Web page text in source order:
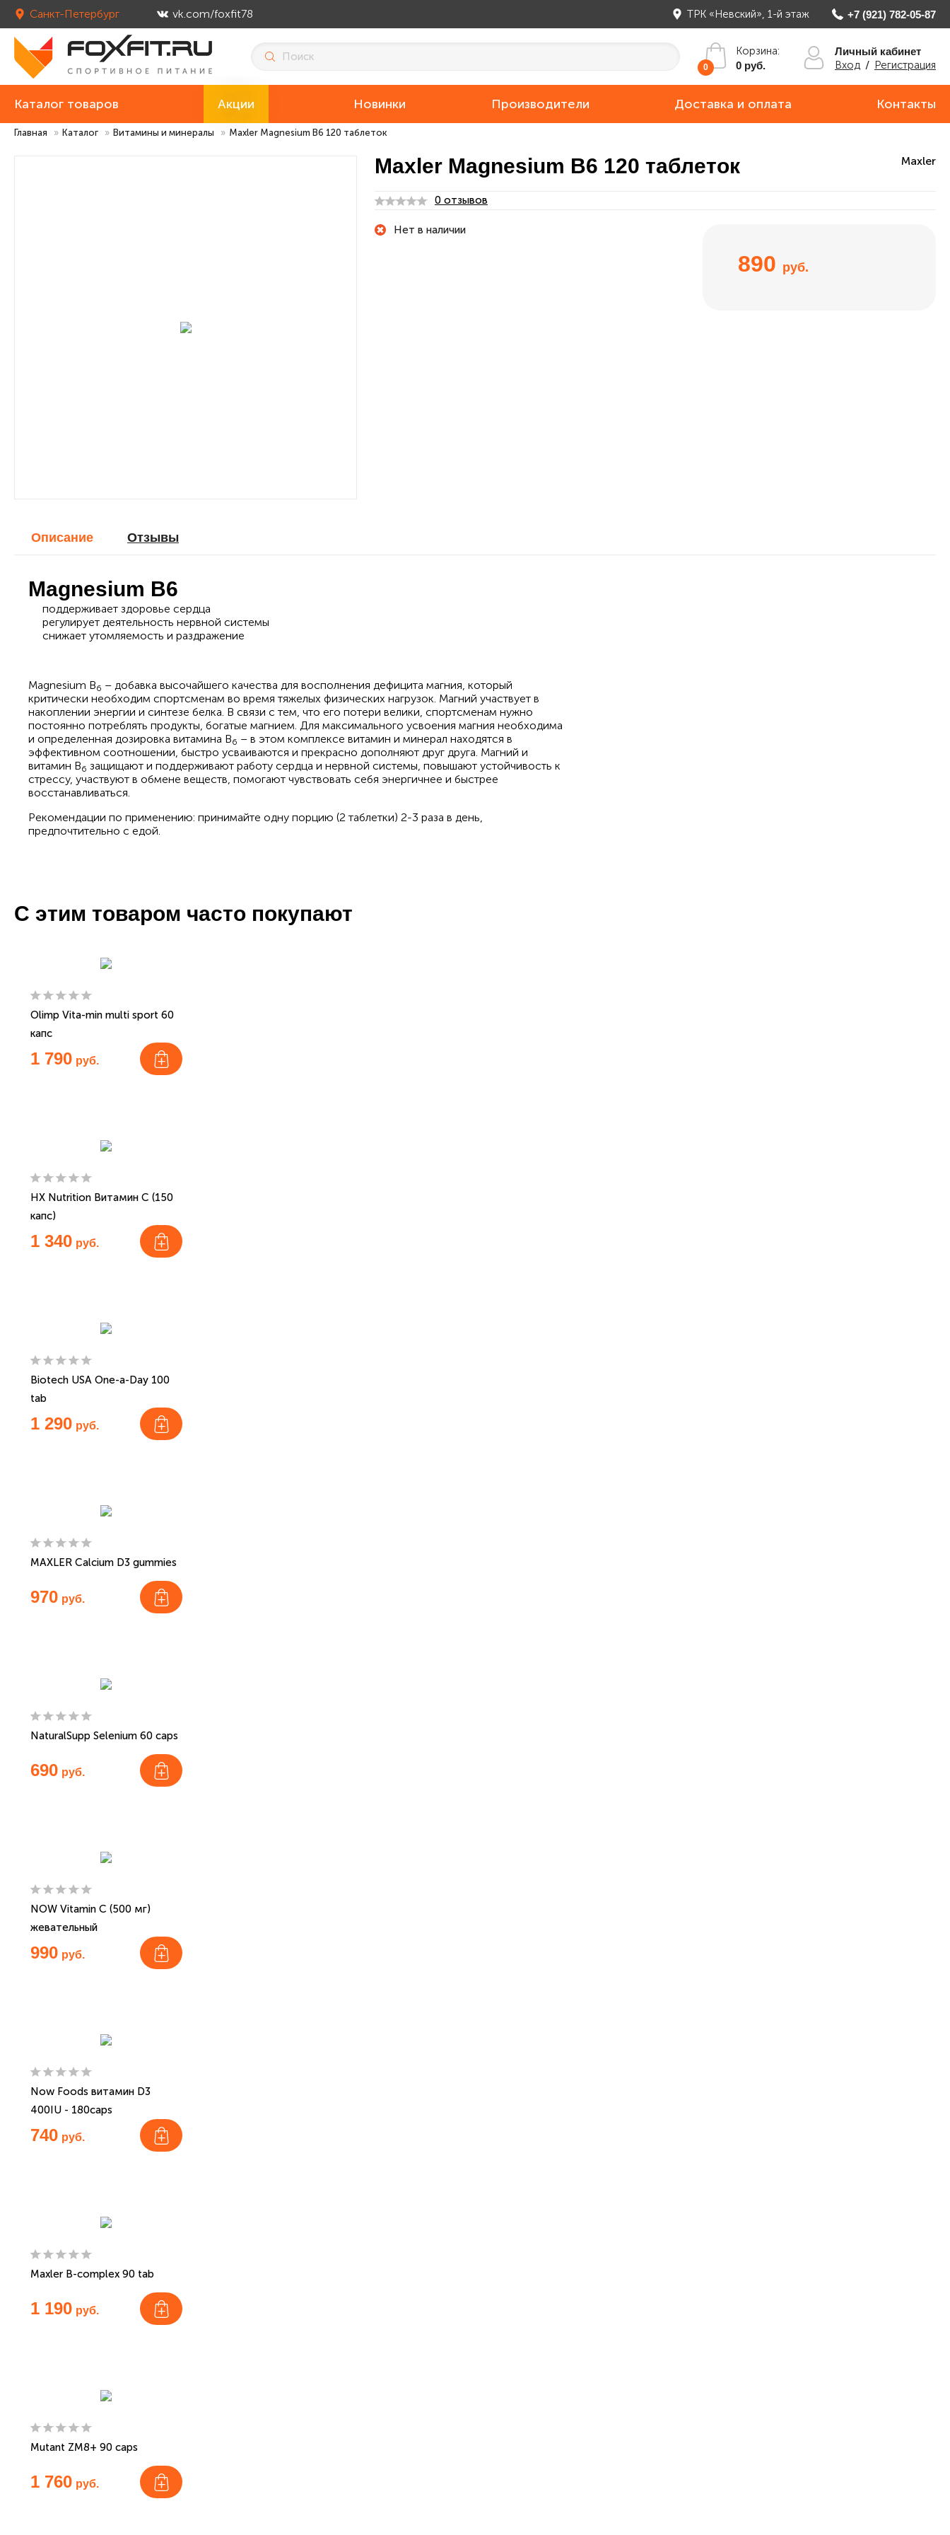
Санкт-Петербург vk.com/foxfit78 ТРК «Невский», 1-й этаж +7 (921) 782-05-87
0
Корзина:
0 руб.
Личный кабинет
Вход / Регистрация
Каталог товаров Акции Новинки Производители Доставка и оплата Контакты
Главная » Каталог » Витамины и минералы » Maxler Magnesium B6 120 таблеток
Maxler Magnesium B6 120 таблеток Maxler
0 отзывов
Нет в наличии
890 руб.
Описание Отзывы
Magnesium B6
поддерживает здоровье сердца
регулирует деятельность нервной системы
снижает утомляемость и раздражение
Magnesium B6 – добавка высочайшего качества для восполнения дефицита магния, который
критически необходим спортсменам во время тяжелых физических нагрузок. Магний участвует в
накоплении энергии и синтезе белка. В связи с тем, что его потери велики, спортсменам нужно
постоянно потреблять продукты, богатые магнием. Для максимального усвоения магния необходима
и определенная дозировка витамина B6 – в этом комплексе витамин и минерал находятся в
эффективном соотношении, быстро усваиваются и прекрасно дополняют друг друга. Магний и
витамин В6 защищают и поддерживают работу сердца и нервной системы, повышают устойчивость к
стрессу, участвуют в обмене веществ, помогают чувствовать себя энергичнее и быстрее
восстанавливаться.
Рекомендации по применению: принимайте одну порцию (2 таблетки) 2-3 раза в день,
предпочтительно с едой.
С этим товаром часто покупают
Olimp Vita-min multi sport 60
капс
1 790 руб.
HX Nutrition Витамин С (150
капс)
1 340 руб.
Biotech USA One-a-Day 100
tab
1 290 руб.
MAXLER Calcium D3 gummies
970 руб.
NaturalSupp Selenium 60 caps
690 руб.
NOW Vitamin C (500 мг)
жевательный
990 руб.
Now Foods витамин D3
400IU - 180caps
740 руб.
Maxler B-complex 90 tab
1 190 руб.
Mutant ZM8+ 90 caps
1 760 руб.